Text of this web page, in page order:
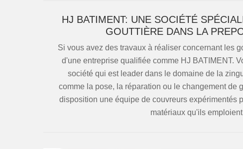
HJ BATIMENT: UNE SOCIÉTÉ
GOUTTIÈRE DANS LA
Si vous avez des travaux à réaliser concernant les
d'une entreprise qualifiée comme HJ BATIMENT.
société qui est leader dans le domaine de la
comme la pose, la réparation ou le changement de
disposition une équipe de couvreurs expérimentés
matériaux qu'ils